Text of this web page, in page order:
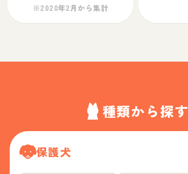
※2020年2月から集計
種類から探す
保護犬